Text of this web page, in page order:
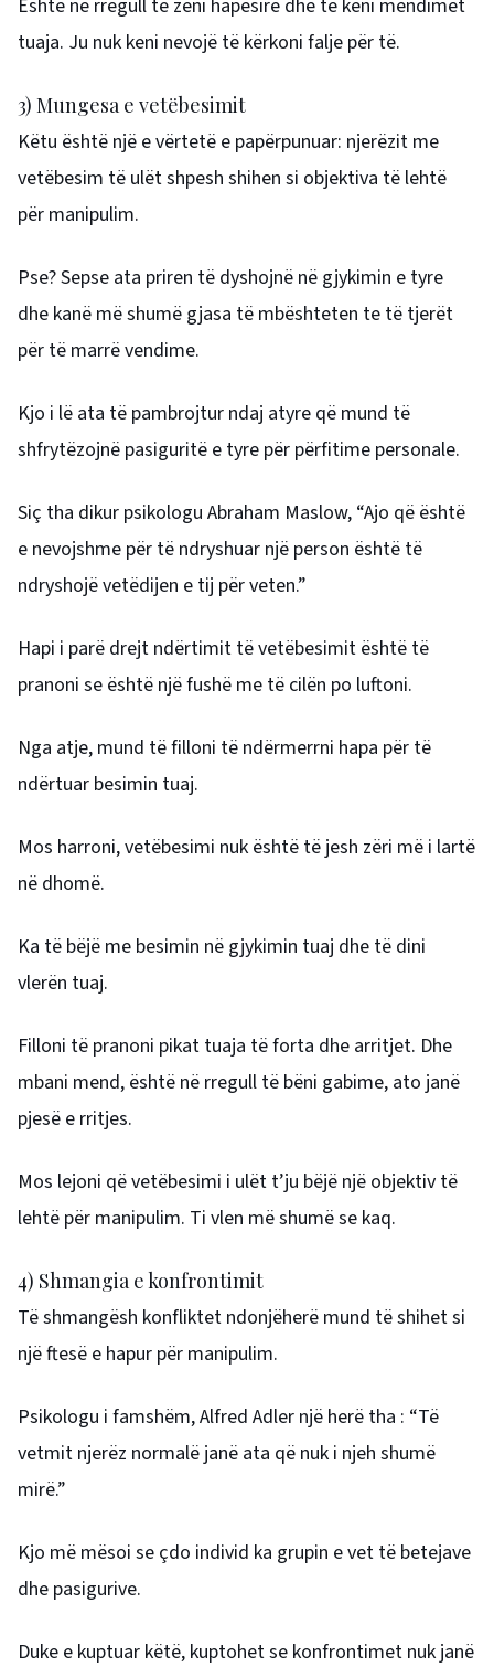
Është në rregull të zëni hapësirë ​​dhe të keni mendimet
tuaja. Ju nuk keni nevojë të kërkoni falje për të.
3) Mungesa e vetëbesimit
Këtu është një e vërtetë e papërpunuar: njerëzit me
vetëbesim të ulët shpesh shihen si objektiva të lehtë
për manipulim.
Pse? Sepse ata priren të dyshojnë në gjykimin e tyre
dhe kanë më shumë gjasa të mbështeten te të tjerët
për të marrë vendime.
Kjo i lë ata të pambrojtur ndaj atyre që mund të
shfrytëzojnë pasiguritë e tyre për përfitime personale.
Siç tha dikur psikologu Abraham Maslow, “Ajo që është
e nevojshme për të ndryshuar një person është të
ndryshojë vetëdijen e tij për veten.”
Hapi i parë drejt ndërtimit të vetëbesimit është të
pranoni se është një fushë me të cilën po luftoni.
Nga atje, mund të filloni të ndërmerrni hapa për të
ndërtuar besimin tuaj.
Mos harroni, vetëbesimi nuk është të jesh zëri më i lartë
në dhomë.
Ka të bëjë me besimin në gjykimin tuaj dhe të dini
vlerën tuaj.
Filloni të pranoni pikat tuaja të forta dhe arritjet. Dhe
mbani mend, është në rregull të bëni gabime, ato janë
pjesë e rritjes.
Mos lejoni që vetëbesimi i ulët t’ju bëjë një objektiv të
lehtë për manipulim. Ti vlen më shumë se kaq.
4) Shmangia e konfrontimit
Të shmangësh konfliktet ndonjëherë mund të shihet si
një ftesë e hapur për manipulim.
Psikologu i famshëm, Alfred Adler një herë tha : “Të
vetmit njerëz normalë janë ata që nuk i njeh shumë
mirë.”
Kjo më mësoi se çdo individ ka grupin e vet të betejave
dhe pasigurive.
Duke e kuptuar këtë, kuptohet se konfrontimet nuk janë